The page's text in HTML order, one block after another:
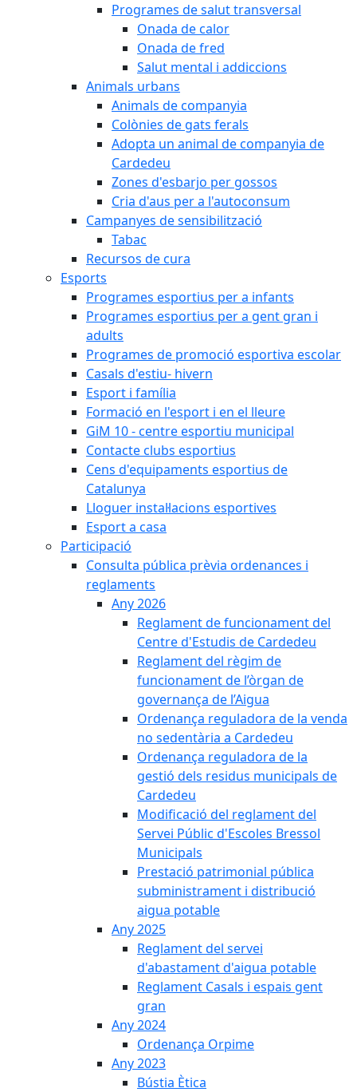
Programes de salut transversal
Onada de calor
Onada de fred
Salut mental i addiccions
Animals urbans
Animals de companyia
Colònies de gats ferals
Adopta un animal de companyia de
Cardedeu
Zones d'esbarjo per gossos
Cria d'aus per a l'autoconsum
Campanyes de sensibilització
Tabac
Recursos de cura
Esports
Programes esportius per a infants
Programes esportius per a gent gran i
adults
Programes de promoció esportiva escolar
Casals d'estiu- hivern
Esport i família
Formació en l'esport i en el lleure
GiM 10 - centre esportiu municipal
Contacte clubs esportius
Cens d'equipaments esportius de
Catalunya
Lloguer instal·lacions esportives
Esport a casa
Participació
Consulta pública prèvia ordenances i
reglaments
Any 2026
Reglament de funcionament del
Centre d'Estudis de Cardedeu
Reglament del règim de
funcionament de l’òrgan de
governança de l’Aigua
Ordenança reguladora de la venda
no sedentària a Cardedeu
Ordenança reguladora de la
gestió dels residus municipals de
Cardedeu
Modificació del reglament del
Servei Públic d'Escoles Bressol
Municipals
Prestació patrimonial pública
subministrament i distribució
aigua potable
Any 2025
Reglament del servei
d'abastament d'aigua potable
Reglament Casals i espais gent
gran
Any 2024
Ordenança Orpime
Any 2023
Bústia Ètica